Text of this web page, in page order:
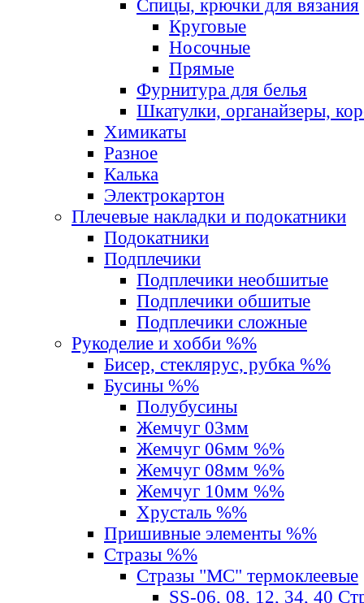
Спицы, крючки для вязания
Круговые
Носочные
Прямые
Фурнитура для белья
Шкатулки, органайзеры,
Химикаты
Разное
Калька
Электрокартон
Плечевые накладки и подокатники
Подокатники
Подплечики
Подплечики необшитые
Подплечики обшитые
Подплечики сложные
Рукоделие и хобби %%
Бисер, стеклярус, рубка %%
Бусины %%
Полубусины
Жемчуг 03мм
Жемчуг 06мм %%
Жемчуг 08мм %%
Жемчуг 10мм %%
Хрусталь %%
Пришивные элементы %%
Стразы %%
Стразы "MС" термоклеевые
SS-06, 08, 12, 34, 40